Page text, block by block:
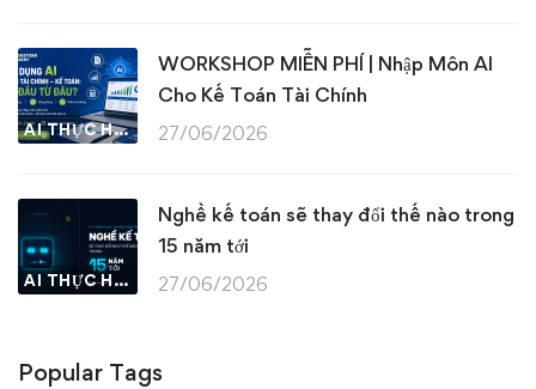
AI THỰC HÀNH
WORKSHOP MIỄN PHÍ | Nhập Môn AI
Cho Kế Toán Tài Chính
27/06/2026
AI THỰC HÀNH
Nghề kế toán sẽ thay đổi thế nào trong
15 năm tới
27/06/2026
Popular Tags